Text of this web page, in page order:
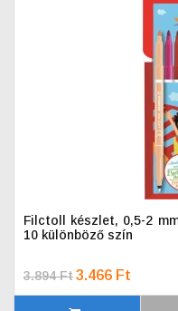
Filctoll készlet, 0,5-2
10 különböző szín
3.894 Ft3.466 Ft